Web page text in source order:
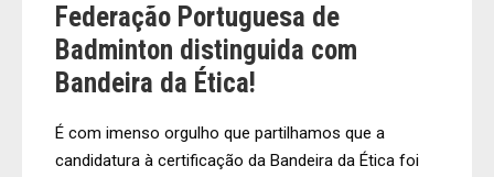
Federação Portuguesa de
Badminton distinguida com
Bandeira da Ética!
É com imenso orgulho que partilhamos que a
candidatura à certificação da Bandeira da Ética foi